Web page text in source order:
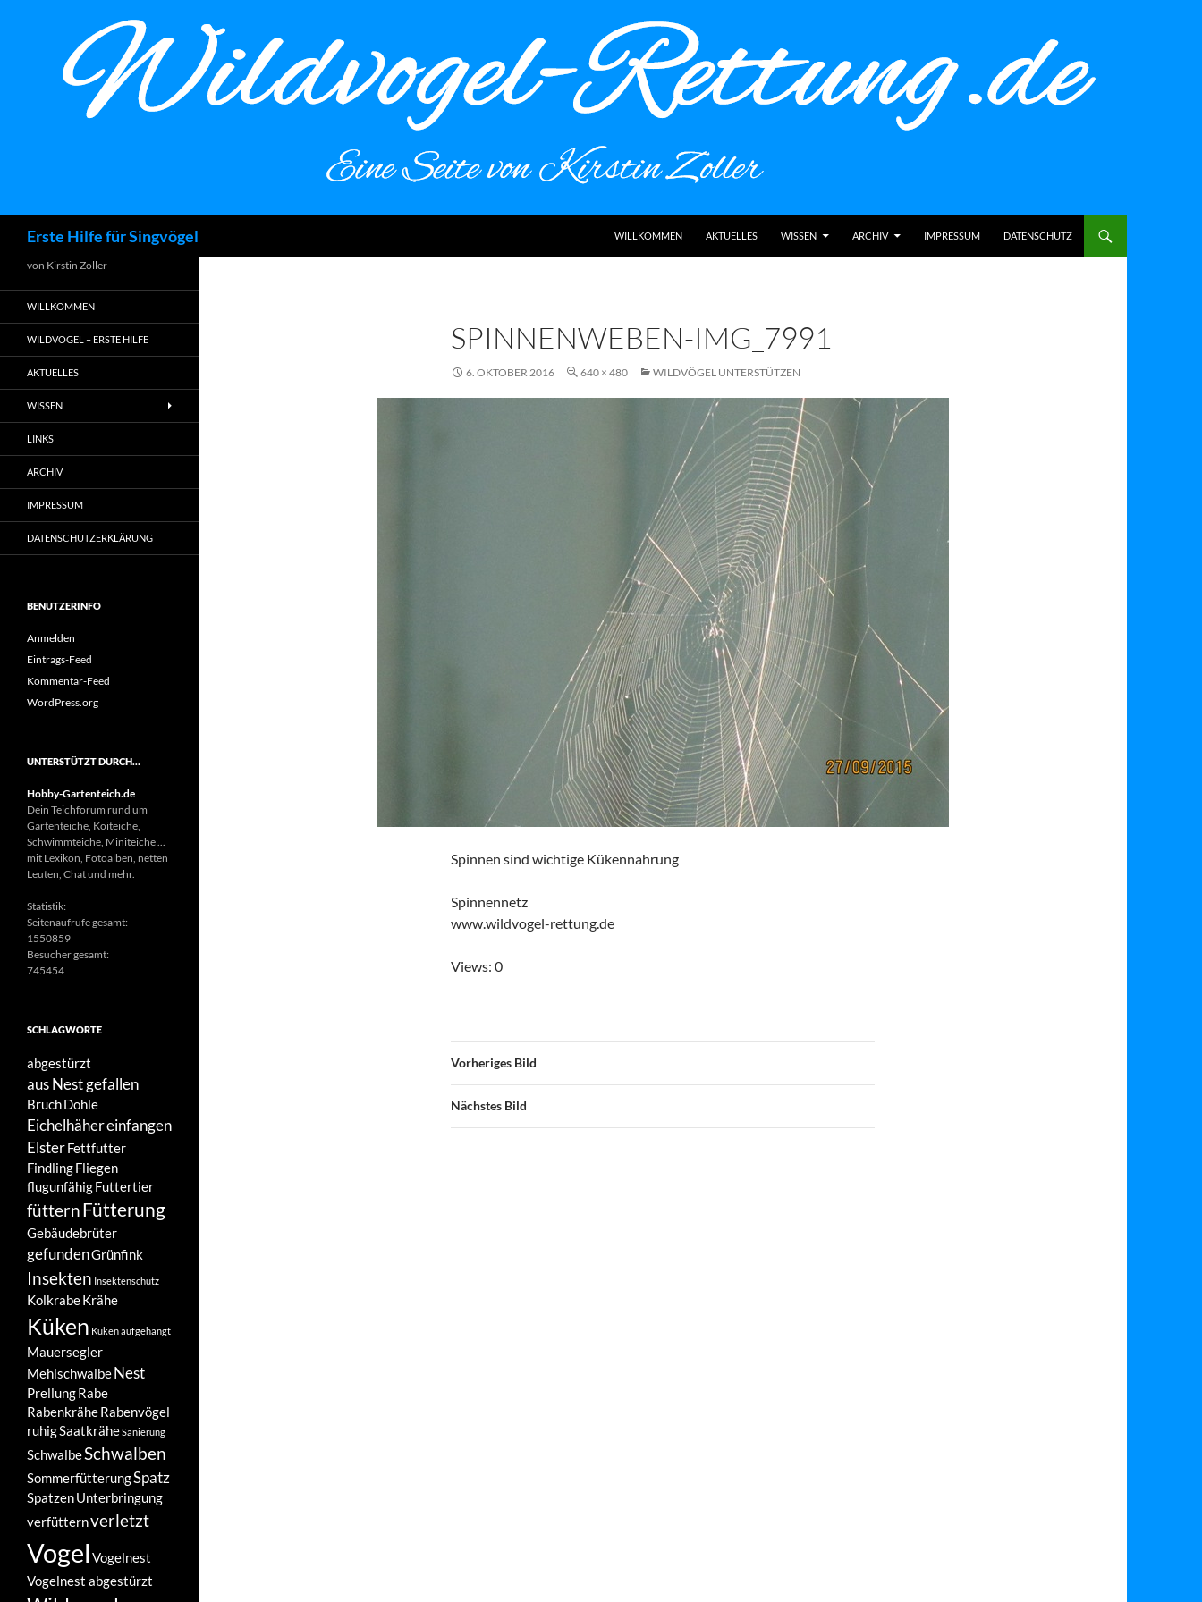
Erste Hilfe für Singvögel WILLKOMMEN AKTUELLES WISSEN ARCHIV IMPRESSUM DATENSCHUTZ
SPINNENWEBEN-IMG_7991
6. OKTOBER 2016 640 × 480 WILDVÖGEL UNTERSTÜTZEN
Spinnen sind wichtige Kükennahrung
Spinnennetz
www.wildvogel-rettung.de
Views: 0
Vorheriges Bild
Nächstes Bild
von Kirstin Zoller
WILLKOMMEN
WILDVOGEL – ERSTE HILFE
AKTUELLES
WISSEN
LINKS
ARCHIV
IMPRESSUM
DATENSCHUTZERKLÄRUNG
BENUTZERINFO
Anmelden
Eintrags-Feed
Kommentar-Feed
WordPress.org
UNTERSTÜTZT DURCH…
Hobby-Gartenteich.de
Dein Teichforum rund um
Gartenteiche, Koiteiche,
Schwimmteiche, Miniteiche ...
mit Lexikon, Fotoalben, netten
Leuten, Chat und mehr.
Statistik:
Seitenaufrufe gesamt:
1550859
Besucher gesamt:
745454
SCHLAGWORTE
abgestürzt
aus Nest gefallen
BruchDohle
Eichelhähereinfangen
ElsterFettfutter
FindlingFliegen
flugunfähigFuttertier
fütternFütterung
Gebäudebrüter
gefundenGrünfink
Insekten Insektenschutz
KolkrabeKrähe
Küken Küken aufgehängt
Mauersegler
MehlschwalbeNest
PrellungRabe
RabenkräheRabenvögel
ruhigSaatkräheSanierung
SchwalbeSchwalben
SommerfütterungSpatz
SpatzenUnterbringung
verfütternverletzt
Vogel Vogelnest
Vogelnest abgestürzt